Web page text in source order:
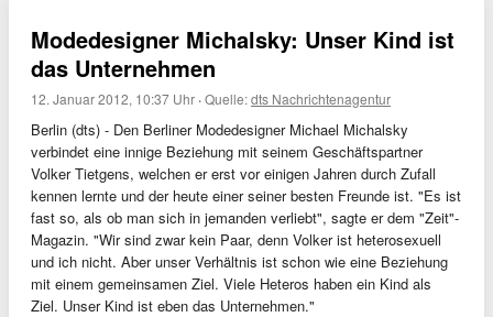
Modedesigner Michalsky: Unser Kind ist
das Unternehmen
12. Januar 2012, 10:37 Uhr ·Quelle:dts Nachrichtenagentur
Berlin (dts) - Den Berliner Modedesigner Michael Michalsky
verbindet eine innige Beziehung mit seinem Geschäftspartner
Volker Tietgens, welchen er erst vor einigen Jahren durch Zufall
kennen lernte und der heute einer seiner besten Freunde ist. "Es ist
fast so, als ob man sich in jemanden verliebt", sagte er dem "Zeit"-
Magazin. "Wir sind zwar kein Paar, denn Volker ist heterosexuell
und ich nicht. Aber unser Verhältnis ist schon wie eine Beziehung
mit einem gemeinsamen Ziel. Viele Heteros haben ein Kind als
Ziel. Unser Kind ist eben das Unternehmen."